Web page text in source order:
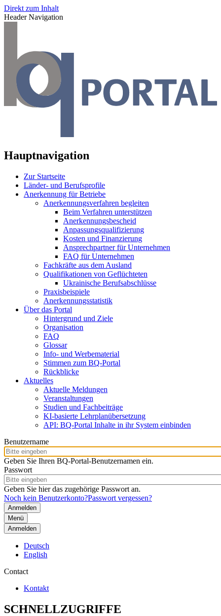
Direkt zum Inhalt
Header Navigation
Hauptnavigation
Zur Startseite
Länder- und Berufsprofile
Anerkennung für Betriebe
Anerkennungsverfahren begleiten
Beim Verfahren unterstützen
Anerkennungsbescheid
Anpassungsqualifizierung
Kosten und Finanzierung
Ansprechpartner für Unternehmen
FAQ für Unternehmen
Fachkräfte aus dem Ausland
Qualifikationen von Geflüchteten
Ukrainische Berufsabschlüsse
Praxisbeispiele
Anerkennungsstatistik
Über das Portal
Hintergrund und Ziele
Organisation
FAQ
Glossar
Info- und Werbematerial
Stimmen zum BQ-Portal
Rückblicke
Aktuelles
Aktuelle Meldungen
Veranstaltungen
Studien und Fachbeiträge
KI-basierte Lehrplanübersetzung
API: BQ-Portal Inhalte in ihr System einbinden
Benutzername
Geben Sie Ihren BQ-Portal-Benutzernamen ein.
Passwort
Geben Sie hier das zugehörige Passwort an.
Noch kein Benutzerkonto?Passwort vergessen?
Menü
Anmelden
Deutsch
English
Contact
Kontakt
SCHNELLZUGRIFFE